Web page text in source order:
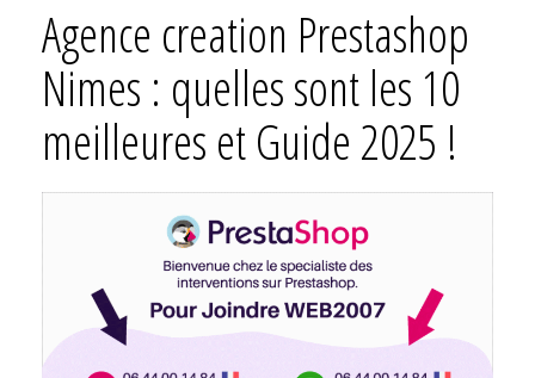
Agence creation Prestashop
Nimes : quelles sont les 10
meilleures et Guide 2025 !